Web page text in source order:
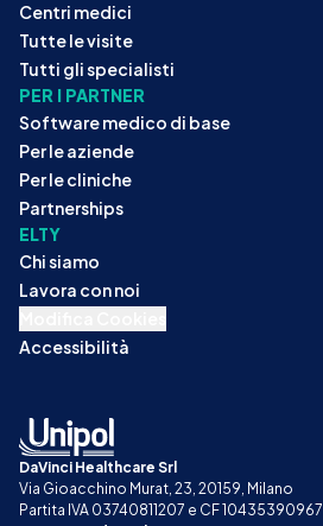
Centri medici
Tutte le visite
Tutti gli specialisti
PER I PARTNER
Software medico di base
Per le aziende
Per le cliniche
Partnerships
ELTY
Chi siamo
Lavora con noi
Accessibilità
DaVinci Healthcare Srl
Via Gioacchino Murat, 23, 20159, Milano
Partita IVA 03740811207 e CF 10435390967